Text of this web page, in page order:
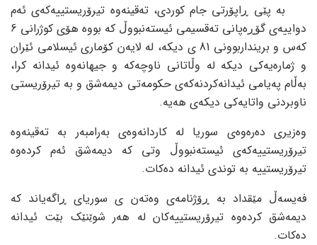
بە پێی ڕاپۆرتی جام کوردی، تەقینەوە تیرۆریستییەکەی ئەم
دواییەی گۆڕەپانی تەقسیمی ئیستەنبووڵ کە بووە هۆی کوژرانی 6
کەس و برینداربوونی 81 ی دیکە، لە لایەن کۆماری ئیسلامی ئێران
و ژمارەیەکی دیکە لە وڵاتانی ناوچەکە و جیهانەوە ئیدانە کرا،
بەڵام پەیامی ئیدانەکردنەکەی حکومەتی دیمەشق و بە تیرۆریستی
ناوبردنی واتایەکی دیکەی هەیە.
وەزیری دەرەوەی سوریا لە کاردانەوەی بەرامبەر بە تەقینەوە
تیرۆریستییەکەی ئیستەنبووڵ وتی کە دیمەشق ئەم کردەوە
تیرۆریستییە بە توندی ئیدانە دەکات.
فەیسەڵ مێقداد بە ڕۆژنامەی وەتەن ی سوریای ڕاگەیاند کە
دیمەشق کردەوە تیرۆریستییەکان لە هەر شوێنێک بێت ئیدانە
دەکات.